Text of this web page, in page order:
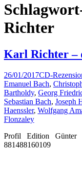
Richter
Karl Richter –
26/01/2017CD-
Emanuel Bach,
Bartholdy, Georg
Sebastian Bach, Joseph
Haenssler, Wolfgang
Flonzaley
Profil Edition
881488160109